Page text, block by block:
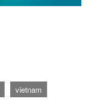
vietnam